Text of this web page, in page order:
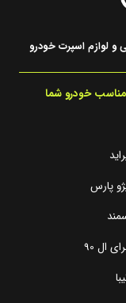
و لوازم اسپرت خودرو
خودرو شما
پارس
ال 90